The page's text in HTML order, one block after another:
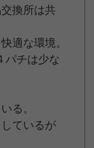
換所は共
適な環境。
パチは少な
る。
ているが